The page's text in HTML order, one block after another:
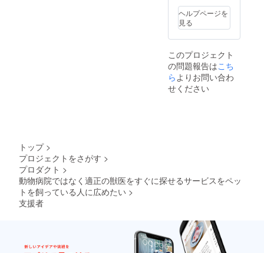
ヘルプページを
見る
このプロジェクト
の問題報告はこち
ら よりお問い合わ
せください
トップ >
プロジェクトをさがす >
プロダクト >
動物病院ではなく適正の獣医をすぐに探せるサービスをペッ
トを飼っている人に広めたい >
支援者